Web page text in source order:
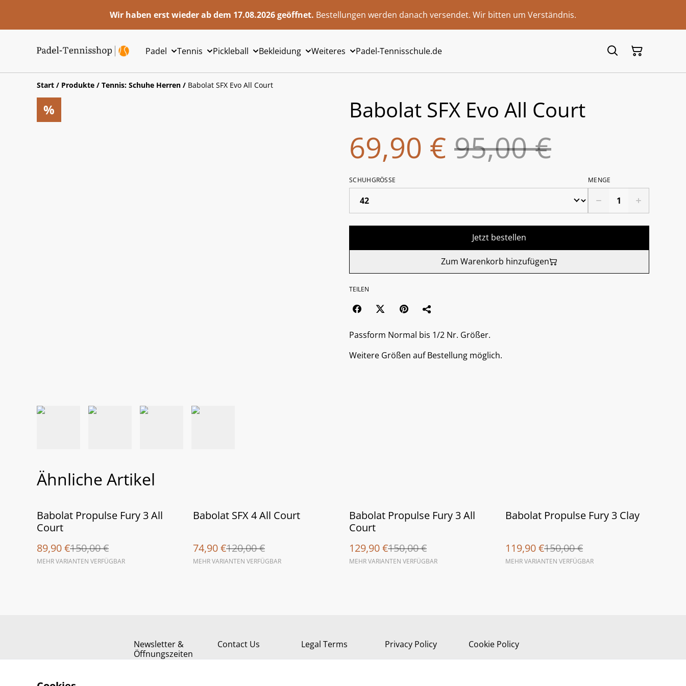
Wir haben erst wieder ab dem 17.08.2026 geöffnet. Bestellungen werden danach versendet. Wir bitten um Verständnis.
Padel Tennis Pickleball Bekleidung Weiteres Padel-Tennisschule.de
Start / Produkte / Tennis: Schuhe Herren / Babolat SFX Evo All Court
% Babolat SFX Evo All Court
69,90 € 95,00 €
SCHUHGRÖSSE MENGE
Jetzt bestellen
Zum Warenkorb hinzufügen
TEILEN
Passform Normal bis 1/2 Nr. Größer.
Weitere Größen auf Bestellung möglich.
Ähnliche Artikel
%
Babolat Propulse Fury 3 All
Court
89,90 €150,00 €
MEHR VARIANTEN VERFÜGBAR
%
Babolat SFX 4 All Court
74,90 €120,00 €
MEHR VARIANTEN VERFÜGBAR
%
Babolat Propulse Fury 3 All
Court
129,90 €150,00 €
MEHR VARIANTEN VERFÜGBAR
%
Babolat Propulse Fury 3 Clay
119,90 €150,00 €
MEHR VARIANTEN VERFÜGBAR
Newsletter &
Öffnungszeiten
Contact Us Legal Terms Privacy Policy Cookie Policy